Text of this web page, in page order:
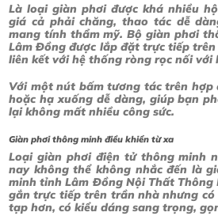
Là loại giàn phơi được khá nhiều
giá cả phải chăng, thao tác dễ
mang tính thẩm mỹ. Bộ giàn phơi
Lâm Đồng được lắp đặt trực tiếp
liên kết với hệ thống ròng rọc nối với
Với một nút bấm tương tác trên hợp
hoặc hạ xuống dễ dàng, giúp bạn
lại không mất nhiều công sức.
Giàn phơi thông minh điều khiển từ xa
Loại giàn phơi điện tử thông minh
nay không thể không nhắc đến là
minh tỉnh Lâm Đồng Nội Thất Thông
gắn trực tiếp trên trần nhà nhưng
tạp hơn, có kiểu dáng sang trọng,